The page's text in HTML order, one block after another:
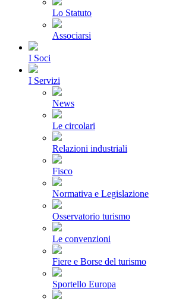
Lo Statuto
Associarsi
I Soci
I Servizi
News
Le circolari
Relazioni industriali
Fisco
Normativa e Legislazione
Osservatorio turismo
Le convenzioni
Fiere e Borse del turismo
Sportello Europa